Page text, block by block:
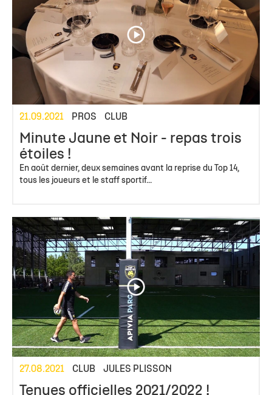
21.09.2021 PROS CLUB
Minute Jaune et Noir - repas trois
étoiles !
En août dernier, deux semaines avant la reprise du Top 14,
tous les joueurs et le staff sportif...
27.08.2021 CLUB JULES PLISSON
Tenues officielles 2021/2022 !